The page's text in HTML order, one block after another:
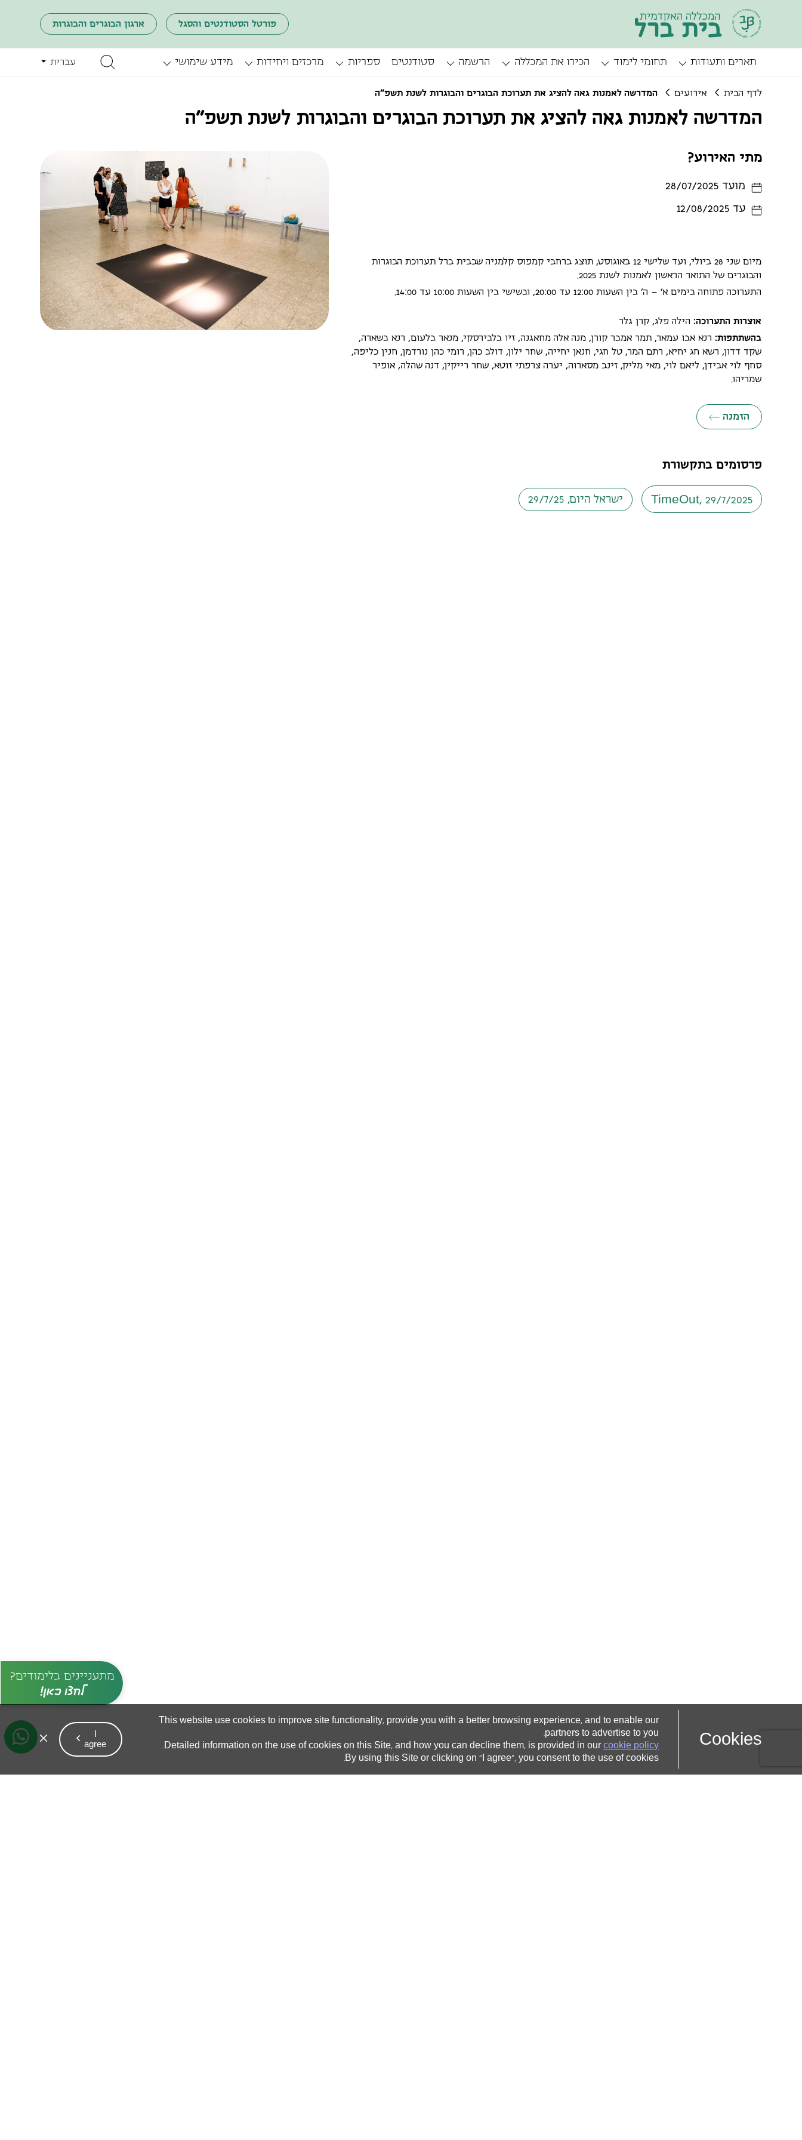
Cookies
This website use cookies to improve site functiona ity, provide you with a better browsing experience, and to enabl e our
partners to advertise to you
Detai ed information on the use of cookies on this Site, and how you can decl ine them, is provided in our cookie pol icy
By using this Site or cl icking on "I agree", you consent to the use of cookies
I
agree
C o se
t
פורטל הסטודנטים והסגל ארגון הבוגרים והבוגרות
תארים ותעודות תחומי לימוד הכירו את המכללה הרשמה סטודנטים ספריות מרכזים ויחידות מידע שימושי עברית
לדף הבית אירועים המדרשה לאמנות גאה להציג את תערוכת הבוגרים והבוגרות לשנת תשפ״ה
המדרשה לאמנות גאה להציג את תערוכת הבוגרים והבוגרות לשנת תשפ״ה
מתי האירוע?
מועד 28/07/2025
עד 12/08/2025
מיום שני 28 ביולי, ועד שלישי 12 באוגוסט, תוצג ברחבי קמפוס קלמניה שבבית ברל תערוכת הבוגרות
והבוגרים של התואר הראשון לאמנות לשנת 2025.
התערוכה פתוחה בימים א’ – ה’ בין השעות 12:00 עד 20:00, ובשישי בין השעות 10:00 עד 14:00.
אוצרות התערוכה: הילה פלג, קרן גלר
בהשתתפות: רנא אבו עמאר, תמר אמבר קורן, מנה אלה מחאגנה, זיו בלבירסקי, מנאר בלעום, רנא בשארה,
שקד דדון, רשא חג יחיא, רתם המר, טל חגי, חנאן יחייה, שחר ילון, דולב כהן, רומי כהן נורדמן, חנין כליפה,
סחף לוי אבידן, ליאם לוי, מאי מליק, זינב מסארוה, יערה צרפתי זוטא, שחר רייקין, דנה שהלה, אופיר
שמריהו.
הזמנה
פרסומים בתקשורת
TimeOut, 29/7/2025 ישראל היום, 29/7/25
מתעניינים בלימודים?
לחצו כאן!